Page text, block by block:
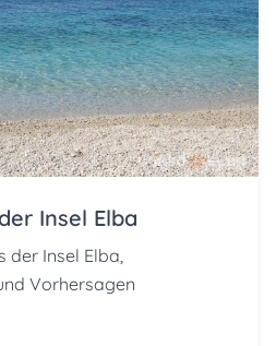
Insel Elba
Insel Elba,
Vorhersagen